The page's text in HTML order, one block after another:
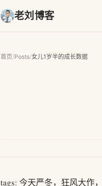
老刘博客
首页/Posts/女儿1岁半的成长数据
tags: 今天严冬，狂风大作